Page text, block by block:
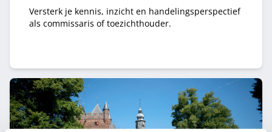
Versterk je kennis, inzicht en handelingsperspectief
als commissaris of toezichthouder.